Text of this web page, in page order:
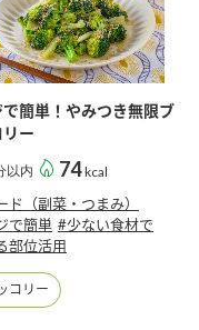
中華
レモン果汁
おすしの素
米飯用調味液
イブ）
で簡単！やみつき無限ブ
ー
以内 74 kcal
ド（副菜・つまみ）
で簡単 #少ない食材で
部位活用
コリー